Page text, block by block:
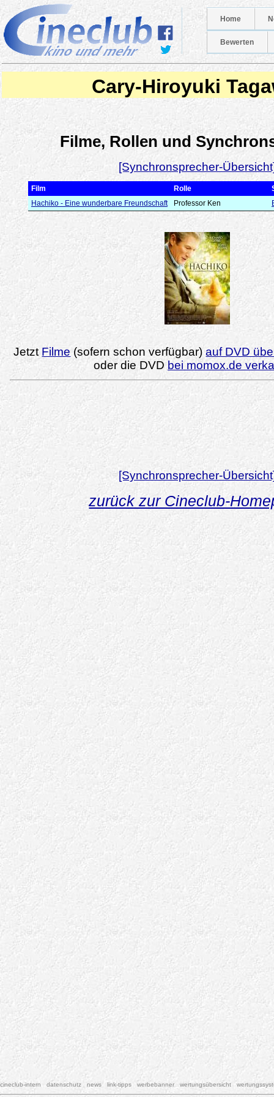
Home
Bewerten
Cary-Hiroyuki
Filme, Rollen und
[Synchronsprecher-
Film Rolle
Hachiko - Eine wunderbare Freundschaft
Professor Ken
Jetzt Filme (sofern schon verfügbar)auf DVD
oder die DVD bei momox.de
[Synchronsprecher-
zurück zur Cineclub-
cineclub-intern datenschutz news link-tipps werbebanner wertungsübersicht